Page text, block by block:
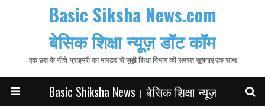
Basic Siksha News.com
बेसिक शिक्षा न्यूज़ डॉट कॉम
एक छत के नीचे 'प्राइमरी का मास्टर' से जुड़ी शिक्षा विभाग की समस्त सूचनाएं एक साथ
Basic Shiksha News। बेसिक शिक्षा न्यूज़